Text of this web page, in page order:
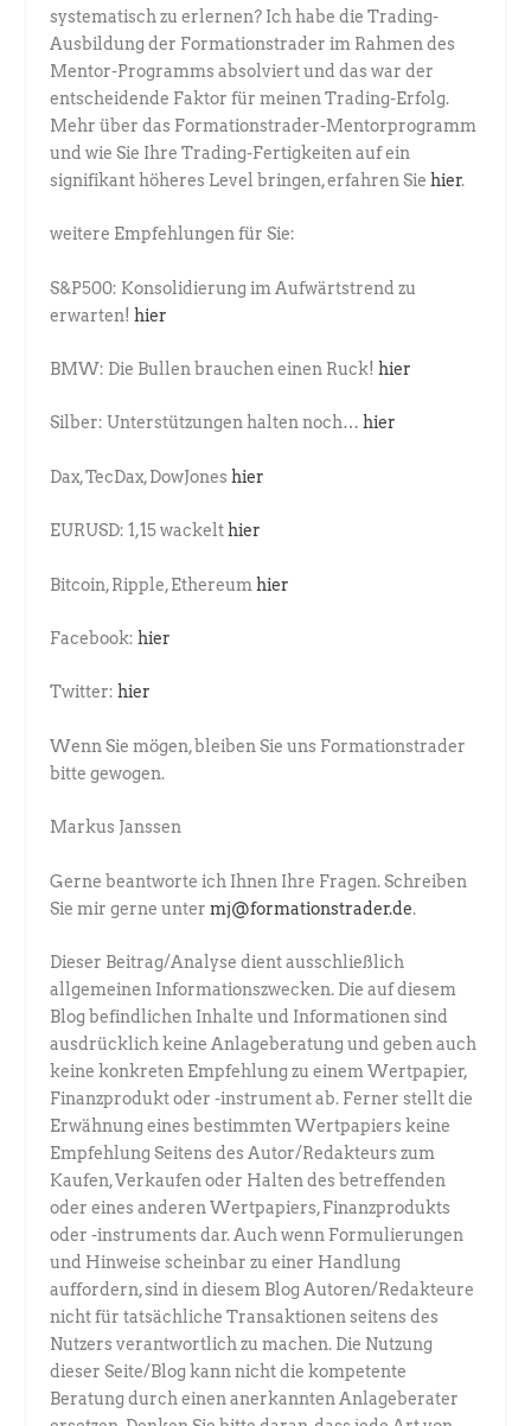
systematisch zu erlernen? Ich habe die Trading-
Ausbildung der Formationstrader im Rahmen des
Mentor-Programms absolviert und das war der
entscheidende Faktor für meinen Trading-Erfolg.
Mehr über das Formationstrader-Mentorprogramm
und wie Sie Ihre Trading-Fertigkeiten auf ein
signifikant höheres Level bringen, erfahren Sie hier.
weitere Empfehlungen für Sie:
S&P500: Konsolidierung im Aufwärtstrend zu
erwarten! hier
BMW: Die Bullen brauchen einen Ruck! hier
Silber: Unterstützungen halten noch…hier
Dax, TecDax, DowJones hier
EURUSD: 1,15 wackelthier
Bitcoin, Ripple, Ethereumhier
Facebook: hier
Twitter:hier
Wenn Sie mögen, bleiben Sie uns Formationstrader
bitte gewogen.
Markus Janssen
Gerne beantworte ich Ihnen Ihre Fragen. Schreiben
Sie mir gerne untermj@formationstrader.de.
Dieser Beitrag/Analyse dient ausschließlich
allgemeinen Informationszwecken. Die auf diesem
Blog befindlichen Inhalte und Informationen sind
ausdrücklich keine Anlageberatung und geben auch
keine konkreten Empfehlung zu einem Wertpapier,
Finanzprodukt oder -instrument ab. Ferner stellt die
Erwähnung eines bestimmten Wertpapiers keine
Empfehlung Seitens des Autor/Redakteurs zum
Kaufen, Verkaufen oder Halten des betreffenden
oder eines anderen Wertpapiers, Finanzprodukts
oder -instruments dar. Auch wenn Formulierungen
und Hinweise scheinbar zu einer Handlung
auffordern, sind in diesem Blog Autoren/Redakteure
nicht für tatsächliche Transaktionen seitens des
Nutzers verantwortlich zu machen. Die Nutzung
dieser Seite/Blog kann nicht die kompetente
Beratung durch einen anerkannten Anlageberater